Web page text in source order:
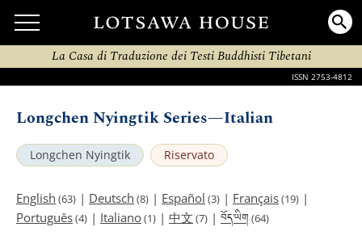
La Casa di Traduzione dei Testi Buddhisti Tibetani
ISSN 2753-4812
Longchen Nyingtik Series—Italian
Longchen Nyingtik Riservato
English (63) | Deutsch (8) | Español (3) | Français(19) |
Português(4) | Italiano(1) | 中文 (7) | བོད་ཡིག (64)